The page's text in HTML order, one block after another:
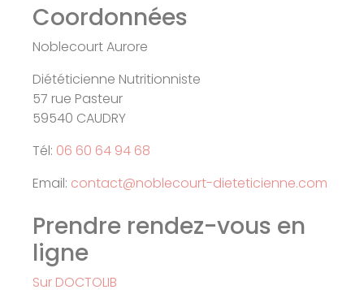
Coordonnées
Noblecourt Aurore
Diététicienne Nutritionniste
57 rue Pasteur
59540 CAUDRY
Tél: 06 60 64 94 68
Email: contact@noblecourt-dieteticienne.com
Prendre rendez-vous en
ligne
Sur DOCTOLIB